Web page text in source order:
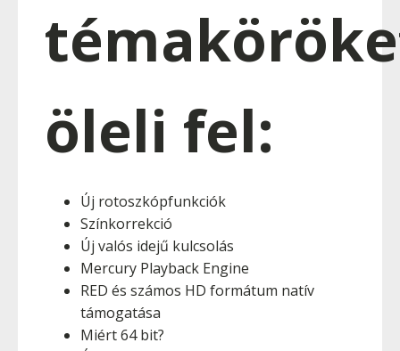
öleli fel:
Új rotoszkópfunkciók
Színkorrekció
Új valós idejű kulcsolás
Mercury Playback Engine
RED és számos HD formátum natív
támogatása
Miért 64 bit?